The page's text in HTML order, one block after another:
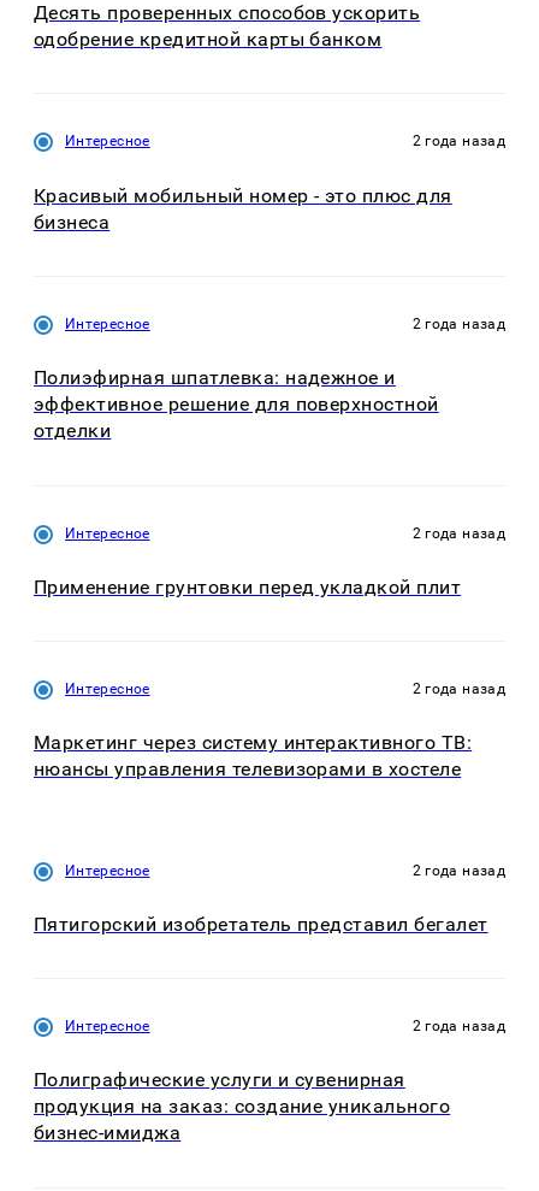
Десять проверенных способов ускорить
одобрение кредитной карты банком
Интересное 2 года назад
Красивый мобильный номер - это плюс для
бизнеса
Интересное 2 года назад
Полиэфирная шпатлевка: надежное и
эффективное решение для поверхностной
отделки
Интересное 2 года назад
Применение грунтовки перед укладкой плит
Интересное 2 года назад
Маркетинг через систему интерактивного ТВ:
нюансы управления телевизорами в хостеле
Интересное 2 года назад
Пятигорский изобретатель представил бегалет
Интересное 2 года назад
Полиграфические услуги и сувенирная
продукция на заказ: создание уникального
бизнес-имиджа